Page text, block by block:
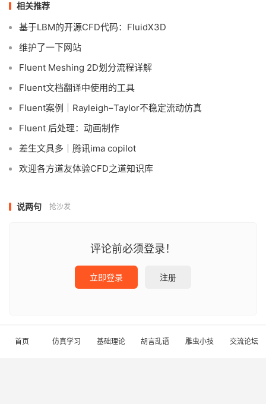
相关推荐
基于LBM的开源CFD代码：FluidX3D
维护了一下网站
Fluent Meshing 2D划分流程详解
Fluent文档翻译中使用的工具
Fluent案例｜Rayleigh–Taylor不稳定流动仿真
Fluent 后处理：动画制作
差生文具多｜腾讯ima copilot
欢迎各方道友体验CFD之道知识库
说两句 抢沙发
评论前必须登录！
立即登录 注册
首页 仿真学习 基础理论 胡言乱语 雕虫小技 交流论坛